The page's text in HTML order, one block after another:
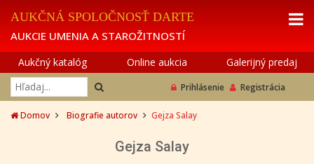
AUKČNÁ SPOLOČNOSŤ DARTE
AUKCIE UMENIA A STAROŽITNOSTÍ
Aukčný katalóg Online aukcia Galerijný predaj
Prihlásenie Registrácia
Domov Biografie autorov Gejza Salay
Gejza Salay